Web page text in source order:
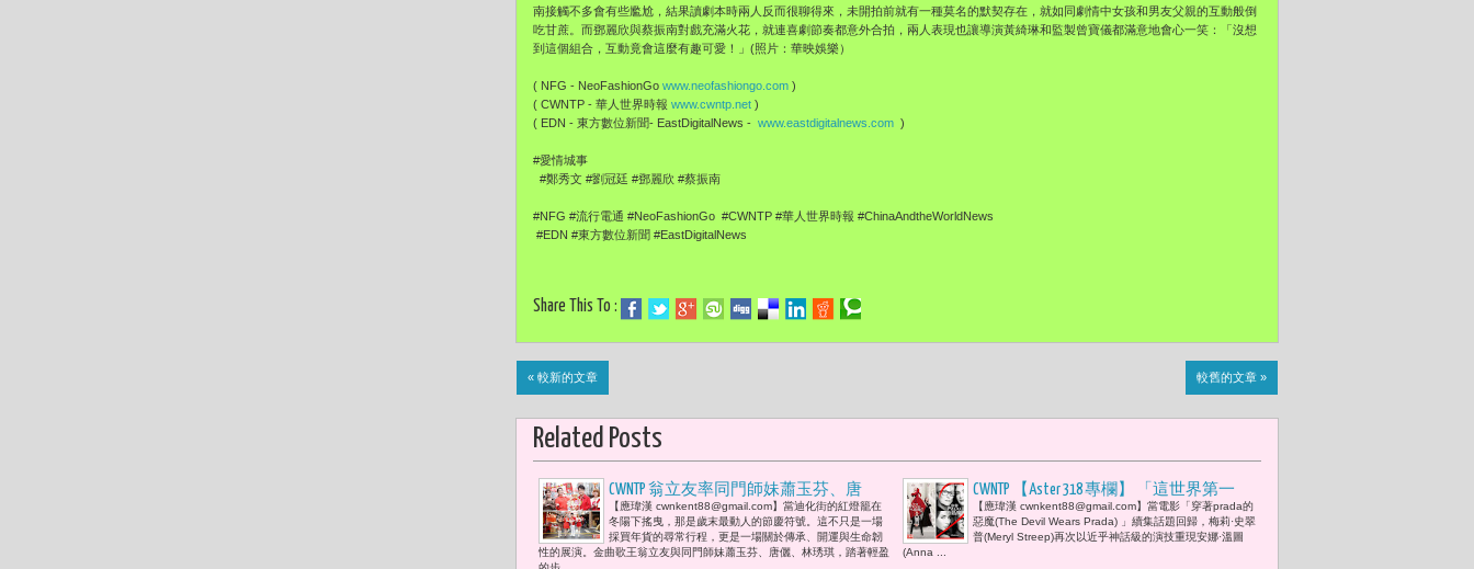
南接觸不多會有些尷尬， 結果讀劇本時兩人反而很聊得來， 未開拍前就有一種莫名的默契存在， 就如同劇情中女孩和男友父親的互動般倒
吃甘蔗。 而鄧麗欣與蔡振南對戲充滿火花，就連喜劇節奏都意外合拍， 兩人表現也讓導演黃綺琳和監製曾寶儀都滿意地會心一笑：「沒想
到這個組合，互動竟會這麼有趣可愛！」(照片：華映娛樂）
( NFG - NeoFashionGo www.neofashiongo.com )
( CWNTP - 華人世界時報 www.cwntp.net )
( EDN - 東方數位新聞- EastDigitalNews - www.eastdigitalnews.com )
#愛情城事
#鄭秀文 #劉冠廷 #鄧麗欣 #蔡振南
#NFG #流行電通 #NeoFashionGo #CWNTP #華人世界時報 #ChinaAndtheWorldNews
#EDN #東方數位新聞 #EastDigitalNews
Share This To :
« 較新的文章 較舊的文章 »
Related Posts
CWNTP 翁立友率同門師妹蕭玉芬、唐
儷、ㄦ林琇琪共譜歲末金馬奔騰春節序
曲 呼籲「身體健康，就是最好的『錢
母』。」
【應瑋漢 cwnkent88@gmail.com】​當迪化街的紅燈籠在
冬陽下搖曳，那是歲末最動人的節慶符號。這不只是一場
採買年貨的尋常行程，更是一場關於傳承、開運與生命韌
性的展演。金曲歌王翁立友與同門師妹蕭玉芬、唐儷、林琇琪，踏著輕盈
CWNTP 【Aster 318 專欄】 「這世界第一
次，有人對Vogue說不。」2026「台北時
裝周」與全球時尚權力的分手 但問題是
【應瑋漢 cwnkent88@gmail.com】當電影「穿著prada的
惡魔(The Devil Wears Prada) 」續集話題回歸，梅莉·史翠
普(Meryl Streep)再次以近乎神話級的演技重現安娜·溫圖
(Anna ...